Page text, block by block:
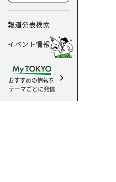
報道発表検索
イベント情報
おすすめの情報を
テーマごとに発信